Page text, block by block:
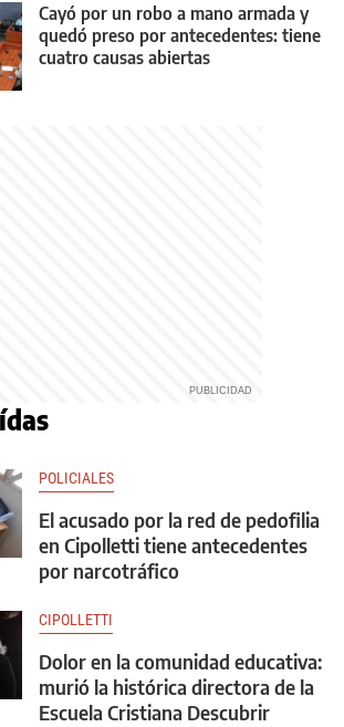
Cayó por un robo a mano armada y
quedó preso por antecedentes: tiene
cuatro causas abiertas
POLICIALES
El acusado por la red de pedofilia
en Cipolletti tiene antecedentes
por narcotráfico
CIPOLLETTI
Dolor en la comunidad educativa:
murió la histórica directora de la
Escuela Cristiana Descubrir